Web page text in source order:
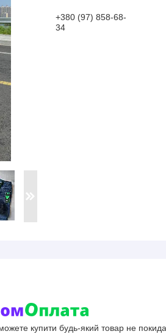
+380 (97) 858-68-
34
купити будь-який товар не